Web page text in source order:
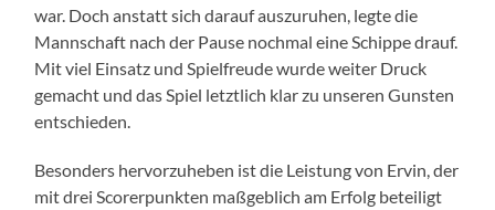
war. Doch anstatt sich darauf auszuruhen, legte die
Mannschaft nach der Pause nochmal eine Schippe drauf.
Mit viel Einsatz und Spielfreude wurde weiter Druck
gemacht und das Spiel letztlich klar zu unseren Gunsten
entschieden.
Besonders hervorzuheben ist die Leistung von Ervin, der
mit drei Scorerpunkten maßgeblich am Erfolg beteiligt